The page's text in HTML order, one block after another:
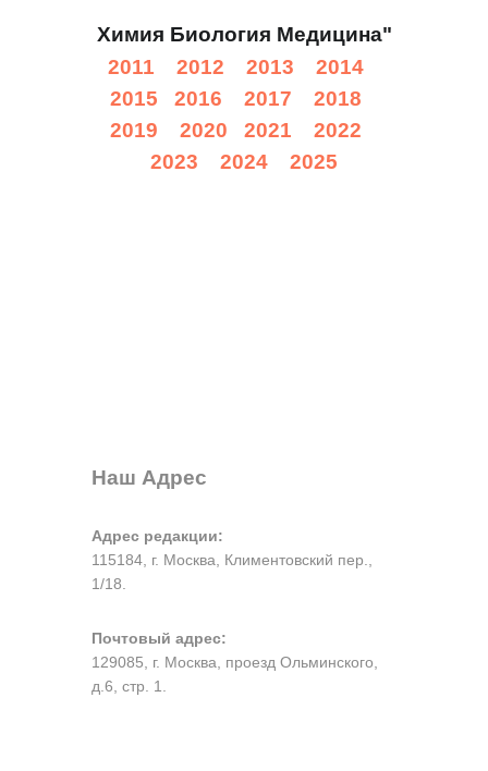
Химия Биология Медицина"
2011
2012 2013
2014
2015
2016 2017
2018
2019
2020 2021
2022
2023
2024 2025
Наш Адрес
Адрес редакции:
115184, г. Москва, Климентовский пер.,
1/18.
Почтовый адрес:
129085, г. Москва, проезд Ольминского,
д.6, стр. 1.